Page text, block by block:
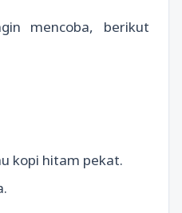
mencoba, berikut
kopi hitam pekat.